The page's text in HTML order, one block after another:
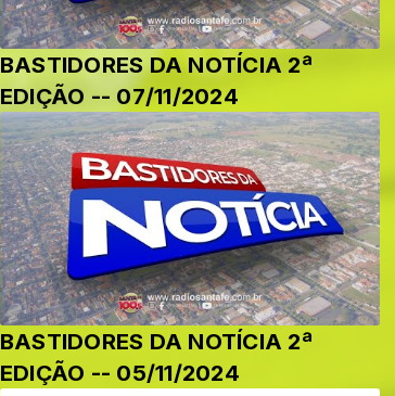
BASTIDORES DA NOTÍCIA 2ª
EDIÇÃO -- 07/11/2024
BASTIDORES DA NOTÍCIA 2ª
EDIÇÃO -- 05/11/2024